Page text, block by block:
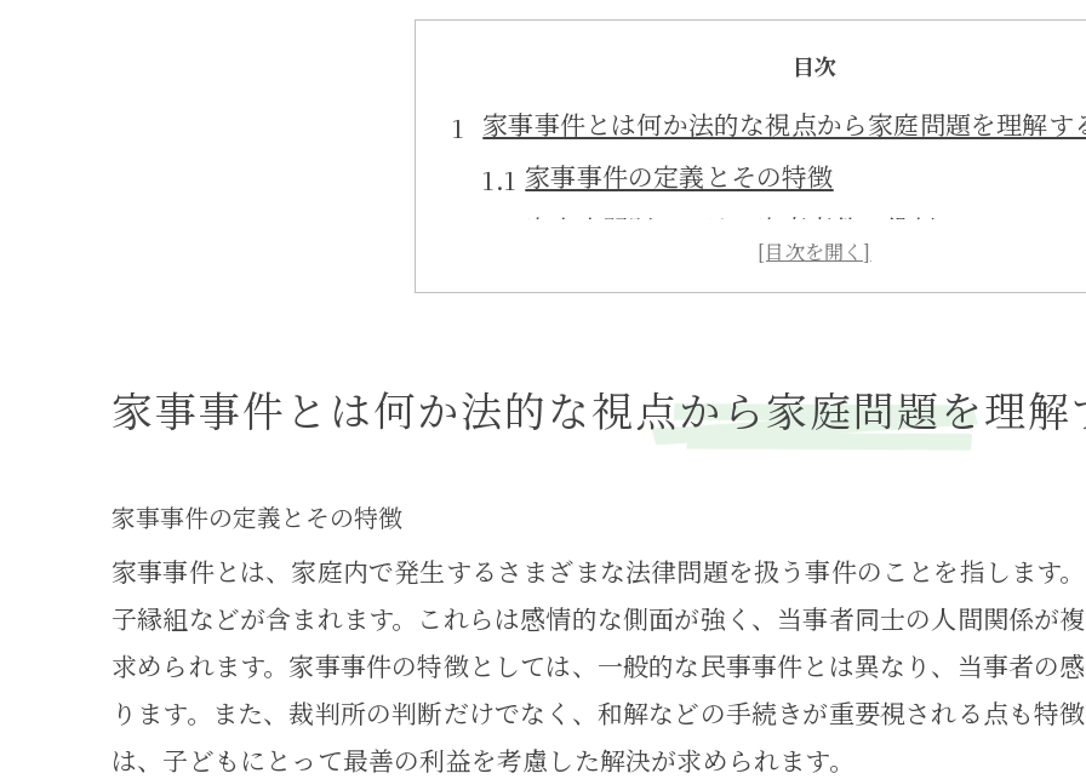
目次
家事事件とは何か法的な視点から家庭問題を理解す
家事事件の定義とその特徴
家庭内問題における家事事件の役割
家事事件が必要となる典型的なケース
実際の家事事件の事例とその解決法
離婚調停と裁判の違い
財産分与に関する家事事件の取り組み
子どものための親権争い解決法
離婚後の生活設計と法的支援
家事事件とは何か法的な視点から家庭問題を理解
家事事件の定義とその特徴
家事事件とは、家庭内で発生するさまざまな法律問題を扱う事件のことを指します
子縁組などが含まれます。これらは感情的な側面が強く、当事者同士の人間関係が
求められます。家事事件の特徴としては、一般的な民事事件とは異なり、当事者の
ります。また、裁判所の判断だけでなく、和解などの手続きが重要視される点も特
は、子どもにとって最善の利益を考慮した解決が求められます。